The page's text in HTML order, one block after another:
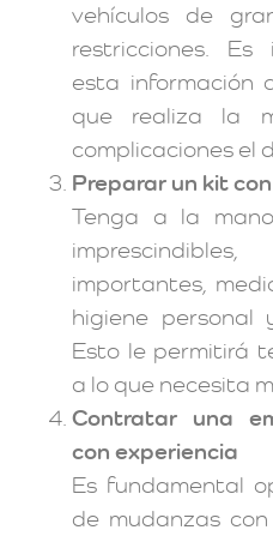
vehículos de
restricciones.
esta información
que realiza la
complicaciones el
Preparar un kit
Tenga a la
importantes,
higiene
Esto le permitirá
a lo que necesita
Contratar una
con experiencia
Es fundamental
de mudanzas